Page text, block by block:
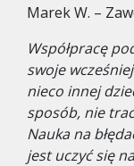
Marek W. –
Współpracę
swoje
nieco innej
sposób, nie
Nauka na
jest uczyć się